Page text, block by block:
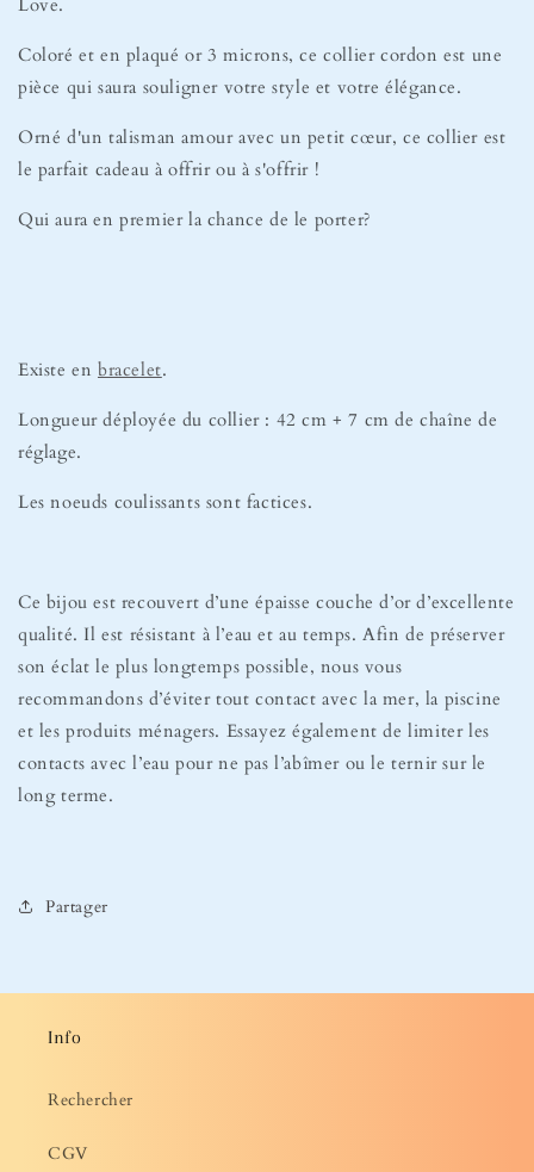
Coloré et en plaqué or 3 microns, ce collier cordon est une
pièce qui saura souligner votre style et votre élégance.
Orné d'un talisman amour avec un petit cœur, ce collier est
le parfait cadeau à offrir ou à s'offrir !
Qui aura en premier la chance de le porter?
Existe en bracelet.
Longueur déployée du collier : 42 cm + 7 cm de chaîne de
réglage.
Les noeuds coulissants sont factices.
Ce bijou est recouvert d’une épaisse couche d’or d’excellente
qualité. Il est résistant à l’eau et au temps. Afin de préserver
son éclat le plus longtemps possible, nous vous
recommandons d’éviter tout contact avec la mer, la piscine
et les produits ménagers. Essayez également de limiter les
contacts avec l’eau pour ne pas l’abîmer ou le ternir sur le
long terme.
Partager
Info
Rechercher
CGV